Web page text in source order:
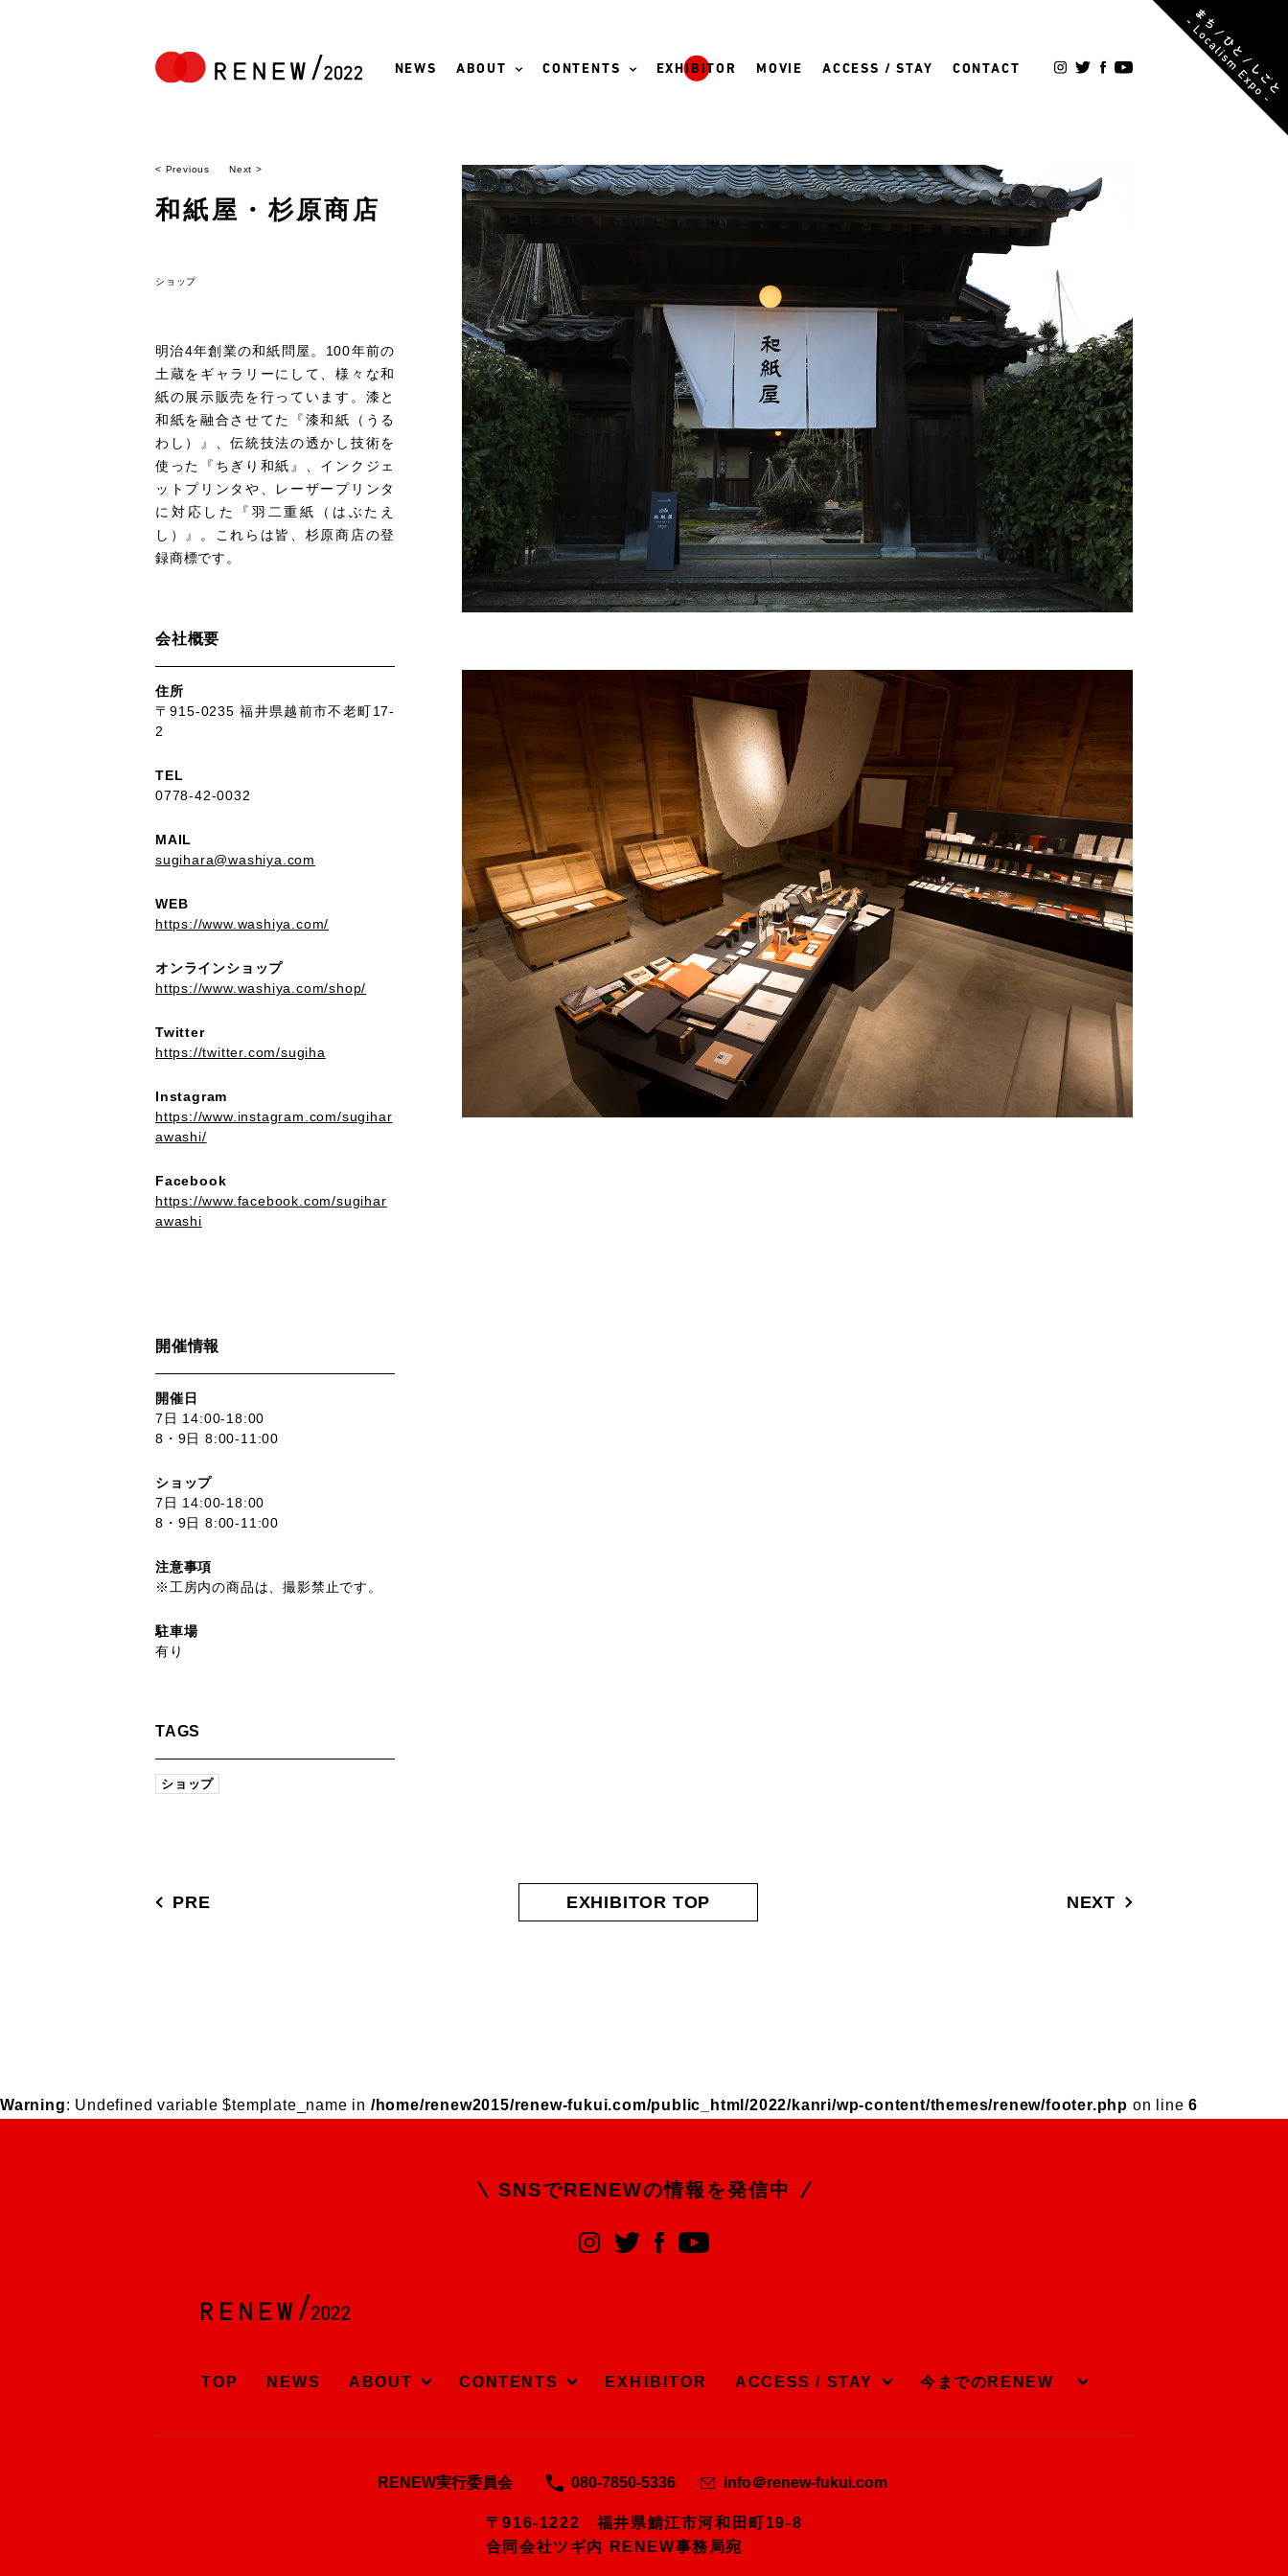
NEWS ABOUT CONTENTS EXHIBITOR MOVIE ACCESS / STAY CONTACT
< Previous Next >
和紙屋・杉原商店
ショップ
明治4年創業の和紙問屋。100年前の
土蔵をギャラリーにして、様々な和
紙の展示販売を行っています。漆と
和紙を融合させてた『漆和紙（うる
わし）』、伝統技法の透かし技術を
使った『ちぎり和紙』、インクジェ
ットプリンタや、レーザープリンタ
に対応した『羽二重紙（はぶたえ
し）』。これらは皆、杉原商店の登
録商標です。
会社概要
住所
〒915-0235 福井県越前市不老町17-
2
TEL
0778-42-0032
MAIL
sugihara@washiya.com
WEB
https://www.washiya.com/
オンラインショップ
https://www.washiya.com/shop/
Twitter
https://twitter.com/sugiha
Instagram
https://www.instagram.com/sugihar
awashi/
Facebook
https://www.facebook.com/sugihar
awashi
開催情報
開催日
7日 14:00-18:00
8・9日 8:00-11:00
ショップ
7日 14:00-18:00
8・9日 8:00-11:00
注意事項
※工房内の商品は、撮影禁止です。
駐車場
有り
TAGS
ショップ
PRE EXHIBITOR TOP NEXT
Warning: Undefined variable $template_name in /home/renew2015/renew-fukui.com/public_html/2022/kanri/wp-content/themes/renew/footer.php on line6
SNSでRENEWの情報を発信中
TOP NEWS ABOUT CONTENTS EXHIBITOR ACCESS / STAY 今までのRENEW
RENEW実行委員会 080-7850-5336 info＠renew-fukui.com
〒916-1222 福井県鯖江市河和田町19-8
合同会社ツギ内 RENEW事務局宛